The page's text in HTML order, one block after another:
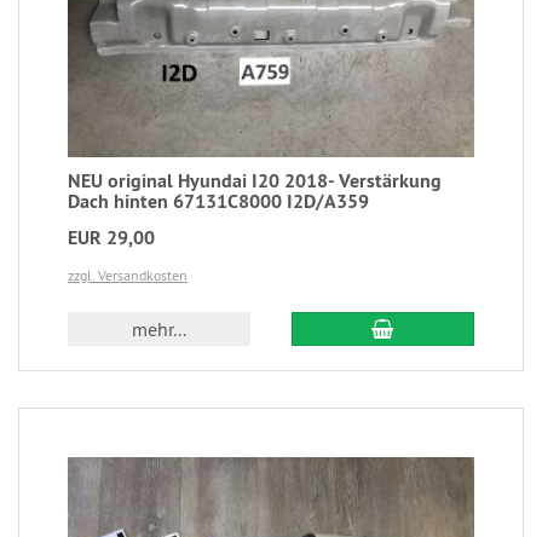
NEU original Hyundai I20 2018- Verstärkung
Dach hinten 67131C8000 I2D/A359
EUR 29,00
zzgl. Versandkosten
mehr...